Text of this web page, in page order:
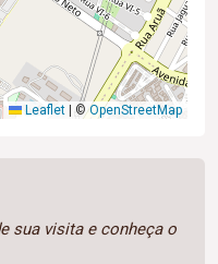
Leaflet ©OpenStreetMap
sua visita e conheça o